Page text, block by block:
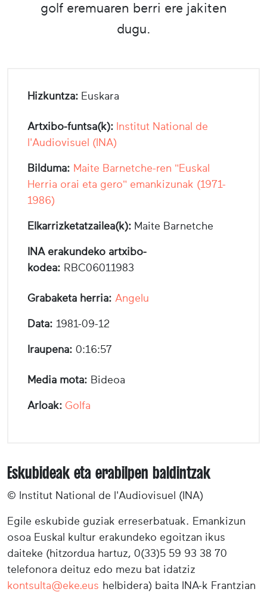
golf eremuaren berri ere jakiten
dugu.
Hizkuntza: Euskara
Artxibo-funtsa(k): Institut National de
l'Audiovisuel (INA)
Bilduma: Maite Barnetche-ren "Euskal
Herria orai eta gero" emankizunak (1971-
1986)
Elkarrizketatzailea(k): Maite Barnetche
INA erakundeko artxibo-
kodea: RBC06011983
Grabaketa herria: Angelu
Data: 1981-09-12
Iraupena: 0:16:57
Media mota: Bideoa
Arloak: Golfa
Eskubideak eta erabilpen baldintzak
© Institut National de l'Audiovisuel (INA)
Egile eskubide guziak erreserbatuak. Emankizun
osoa Euskal kultur erakundeko egoitzan ikus
daiteke (hitzordua hartuz, 0(33)5 59 93 38 70
telefonora deituz edo mezu bat idatziz
kontsulta@eke.eus helbidera) baita INA-k Frantzian